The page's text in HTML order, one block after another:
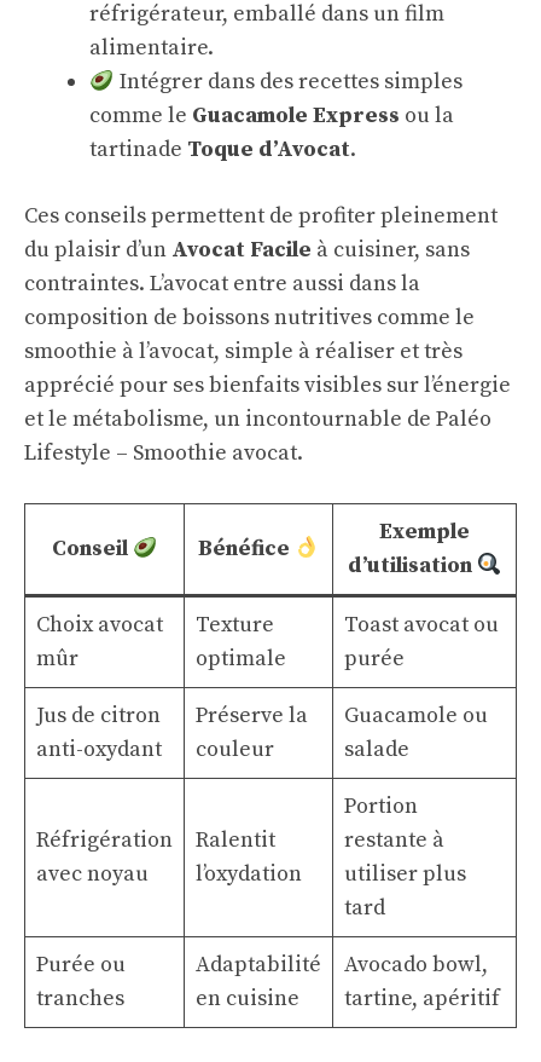
réfrigérateur, emballé dans un film
alimentaire.
Intégrer dans des recettes simples
comme le Guacamole Express ou la
tartinade Toque d’Avocat.
Ces conseils permettent de profiter pleinement
du plaisir d’un Avocat Facile à cuisiner, sans
contraintes. L’avocat entre aussi dans la
composition de boissons nutritives comme le
smoothie à l’avocat, simple à réaliser et très
apprécié pour ses bienfaits visibles sur l’énergie
et le métabolisme, un incontournable de Paléo
Lifestyle – Smoothie avocat.
Conseil Bénéfice
Exemple
d’utilisation
Choix avocat
mûr
Texture
optimale
Toast avocat ou
purée
Jus de citron
anti-oxydant
Préserve la
couleur
Guacamole ou
salade
Réfrigération
avec noyau
Ralentit
l’oxydation
Portion
restante à
utiliser plus
tard
Purée ou
tranches
Adaptabilité
en cuisine
Avocado bowl,
tartine, apéritif